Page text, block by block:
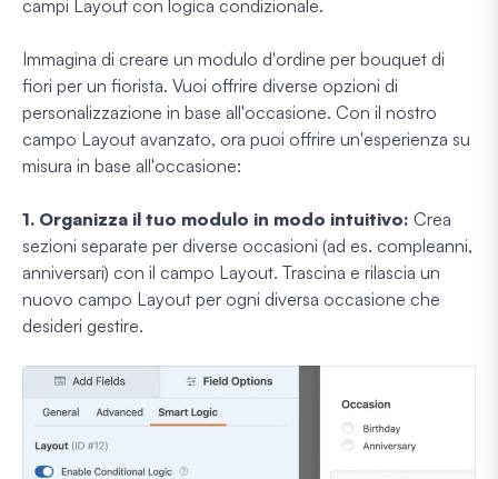
campi Layout con logica condizionale.
Immagina di creare un modulo d'ordine per bouquet di
fiori per un fiorista. Vuoi offrire diverse opzioni di
personalizzazione in base all'occasione. Con il nostro
campo Layout avanzato, ora puoi offrire un'esperienza su
misura in base all'occasione:
1. Organizza il tuo modulo in modo intuitivo: Crea
sezioni separate per diverse occasioni (ad es. compleanni,
anniversari) con il campo Layout. Trascina e rilascia un
nuovo campo Layout per ogni diversa occasione che
desideri gestire.